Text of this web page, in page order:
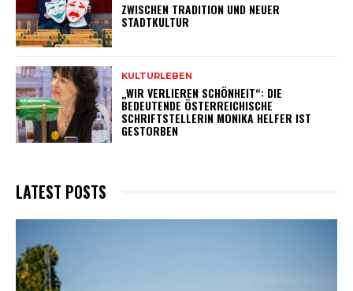
ZWISCHEN TRADITION UND NEUER
STADTKULTUR
KULTURLEBEN
„WIR VERLIEREN SCHÖNHEIT“: DIE
BEDEUTENDE ÖSTERREICHISCHE
SCHRIFTSTELLERIN MONIKA HELFER IST
GESTORBEN
LATEST POSTS